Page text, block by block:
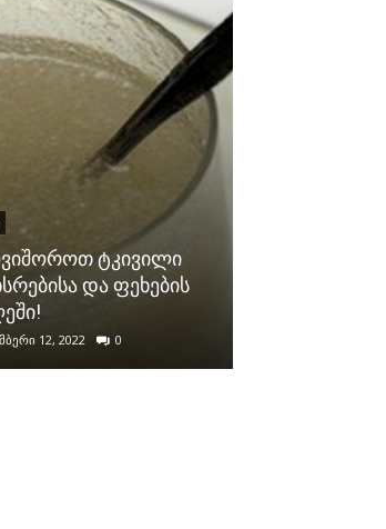
ტკივილი
და ფეხების
12, 2022 0